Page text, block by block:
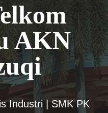
AKN
Industri | SMK PK